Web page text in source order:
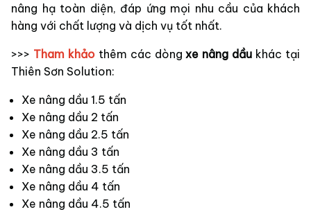
nâng hạ toàn diện, đáp ứng mọi nhu cầu của khách
hàng với chất lượng và dịch vụ tốt nhất.
>>> Tham khảothêm các dòngxe nâng dầu khác tại
Thiên Sơn Solution:
Xe nâng dầu 1.5 tấn
Xe nâng dầu 2 tấn
Xe nâng dầu 2.5 tấn
Xe nâng dầu 3 tấn
Xe nâng dầu 3.5 tấn
Xe nâng dầu 4 tấn
Xe nâng dầu 4.5 tấn